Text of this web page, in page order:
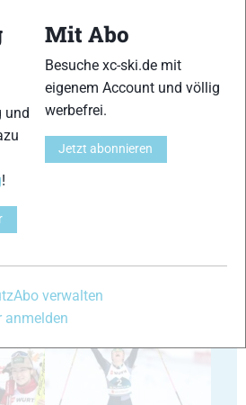
und
!
Mit Abo
Besuche xc-ski.de mit
eigenem Account und völlig
werbefrei.
Jetzt abonnieren
Abo verwalten
anmelden